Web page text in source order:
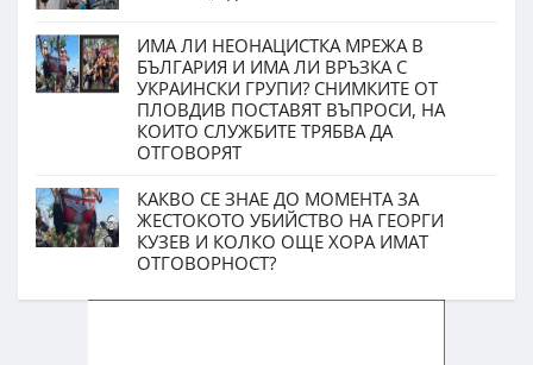
ИМА ЛИ НЕОНАЦИСТКА МРЕЖА В
БЪЛГАРИЯ И ИМА ЛИ ВРЪЗКА С
УКРАИНСКИ ГРУПИ? СНИМКИТЕ ОТ
ПЛОВДИВ ПОСТАВЯТ ВЪПРОСИ, НА
КОИТО СЛУЖБИТЕ ТРЯБВА ДА
ОТГОВОРЯТ
КАКВО СЕ ЗНАЕ ДО МОМЕНТА ЗА
ЖЕСТОКОТО УБИЙСТВО НА ГЕОРГИ
КУЗЕВ И КОЛКО ОЩЕ ХОРА ИМАТ
ОТГОВОРНОСТ?